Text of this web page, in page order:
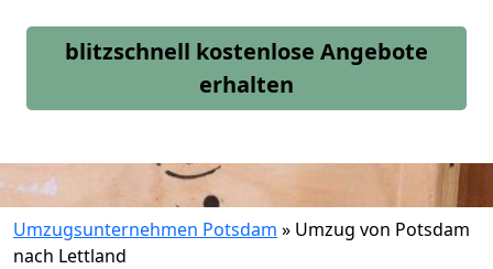
blitzschnell kostenlose Angebote
erhalten
Umzugsunternehmen Potsdam » Umzug von Potsdam
nach Lettland